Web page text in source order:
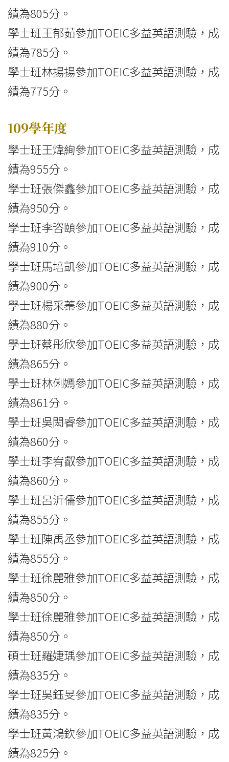
績為805分。
學士班王郁茹參加TOEIC多益英語測驗，成
績為785分。
學士班林揚揚參加TOEIC多益英語測驗，成
績為775分。
109學年度
學士班王煒絢參加TOEIC多益英語測驗，成
績為955分。
學士班張傑鑫參加TOEIC多益英語測驗，成
績為950分。
學士班李咨頤參加TOEIC多益英語測驗，成
績為910分。
學士班馬培凱參加TOEIC多益英語測驗，成
績為900分。
學士班楊采蓁參加TOEIC多益英語測驗，成
績為880分。
學士班蔡彤欣參加TOEIC多益英語測驗，成
績為865分。
學士班林俐嫣參加TOEIC多益英語測驗，成
績為861分。
學士班吳閎睿參加TOEIC多益英語測驗，成
績為860分。
學士班李宥叡參加TOEIC多益英語測驗，成
績為860分。
學士班呂沂儒參加TOEIC多益英語測驗，成
績為855分。
學士班陳禹丞參加TOEIC多益英語測驗，成
績為855分。
學士班徐麗雅參加TOEIC多益英語測驗，成
績為850分。
學士班徐麗雅參加TOEIC多益英語測驗，成
績為850分。
碩士班羅婕瑀參加TOEIC多益英語測驗，成
績為835分。
學士班吳鈺旻參加TOEIC多益英語測驗，成
績為835分。
學士班黃鴻欽參加TOEIC多益英語測驗，成
績為825分。